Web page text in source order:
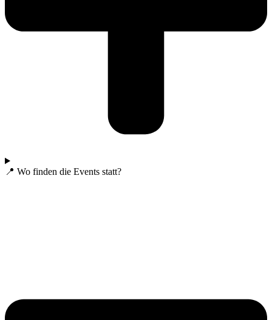
📍 Wo finden die Events statt?